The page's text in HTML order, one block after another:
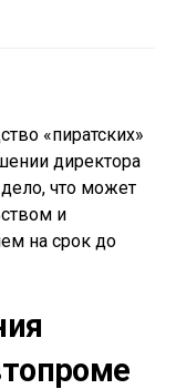
«пиратских»
директора
что может
и
на срок до